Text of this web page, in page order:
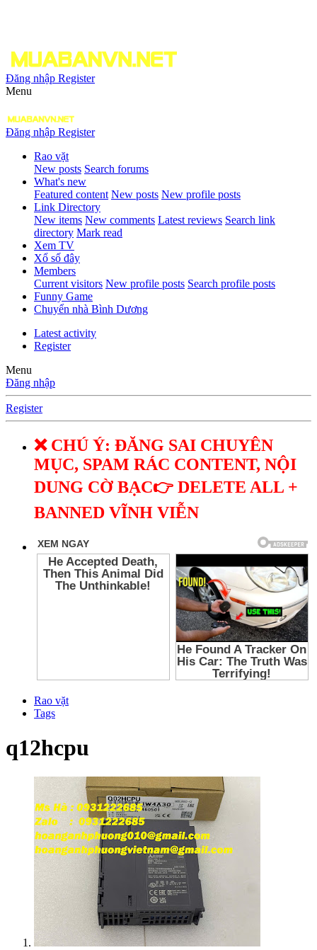
Đăng nhập Register
Menu
Đăng nhập Register
Rao vặt
New posts Search forums
What's new
Featured content New posts New profile posts
Link Directory
New items New comments Latest reviews Search link
directory Mark read
Xem TV
Xổ số đây
Members
Current visitors New profile posts Search profile posts
Funny Game
Chuyển nhà Bình Dương
Latest activity
Register
Menu
Đăng nhập
Register
❌ CHÚ Ý: ĐĂNG SAI CHUYÊN
MỤC, SPAM RÁC CONTENT, NỘI
DUNG CỜ BẠC👉 DELETE ALL +
BANNED VĨNH VIỄN
Rao vặt
Tags
q12hcpu